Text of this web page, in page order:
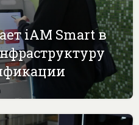
iAM Smart в